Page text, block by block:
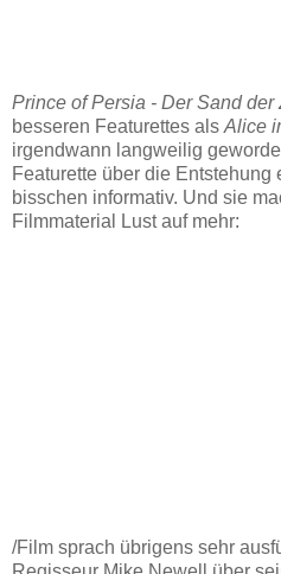
Prince of Persia - Der Sand der
besseren Featurettes als Alice
irgendwann langweilig
Featurette über die
bisschen informativ. Und sie
Filmmaterial Lust auf mehr:
/Film sprach übrigens sehr